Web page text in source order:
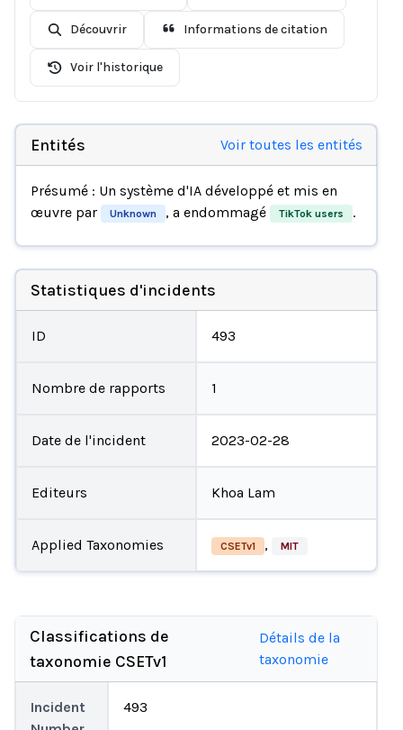
Découvrir Informations de citation
Voir l'historique
Entités Voir toutes les entités
Présumé : Un système d'IA développé et mis en
œuvre par
Unknown , a endommagé TikTok users .
Statistiques d'incidents
ID 493
Nombre de rapports 1
Date de l'incident 2023-02-28
Editeurs Khoa Lam
Applied Taxonomies CSETv1 , MIT
Classifications de
taxonomie CSETv1
Détails de la
taxonomie
Incident
493